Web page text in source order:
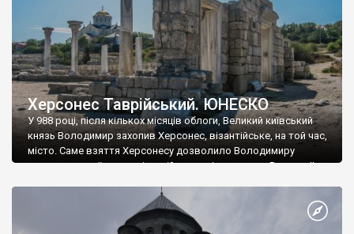
Херсонес Таврійський. ЮНЕСКО
У 988 році, після кількох місяців облоги, Великий київський
князь Володимир захопив Херсонес, візантійське, на той час,
місто. Саме взяття Херсонесу дозволило Володимиру
диктувати свої умови візантійському імператору Василю ІІ, та
Херсонесі Володимир-язичник, став Василем-християнином.
А потім було Хрещення Русі. На честь Херсонесу Таврійського